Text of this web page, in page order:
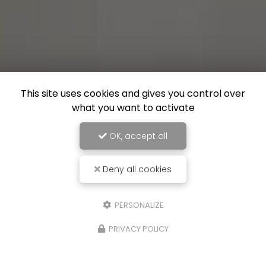
This site uses cookies and gives you control over
what you want to activate
OK, accept all
Deny all cookies
PERSONALIZE
PRIVACY POLICY